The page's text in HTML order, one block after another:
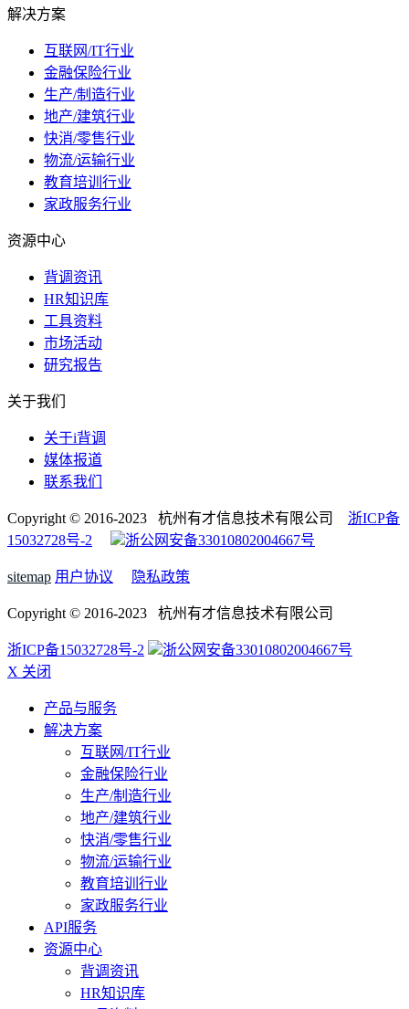
解决方案
互联网/IT行业
金融保险行业
生产/制造行业
地产/建筑行业
快消/零售行业
物流/运输行业
教育培训行业
家政服务行业
资源中心
背调资讯
HR知识库
工具资料
市场活动
研究报告
关于我们
关于i背调
媒体报道
联系我们
Copyright © 2016-2023 杭州有才信息技术有限公司 浙ICP备
15032728号-2
浙公网安备33010802004667号
sitemap 用户协议 隐私政策
Copyright © 2016-2023 杭州有才信息技术有限公司
浙ICP备15032728号-2
浙公网安备33010802004667号
X 关闭
产品与服务
解决方案
互联网/IT行业
金融保险行业
生产/制造行业
地产/建筑行业
快消/零售行业
物流/运输行业
教育培训行业
家政服务行业
API服务
资源中心
背调资讯
HR知识库